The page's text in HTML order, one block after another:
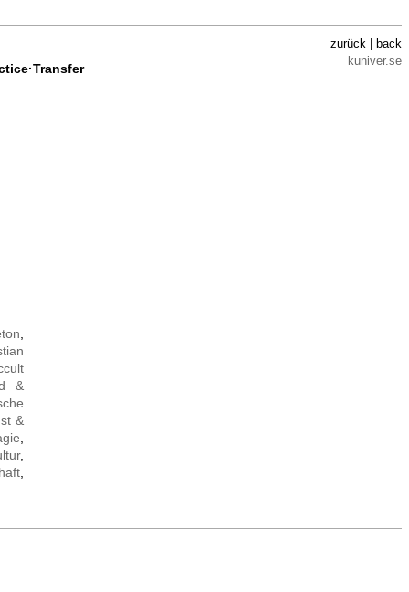
zurück | back
kuniver.se
&
&
,